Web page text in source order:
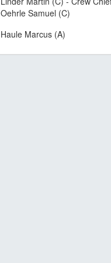
Oehrle Samuel (C)
Haule Marcus (A)